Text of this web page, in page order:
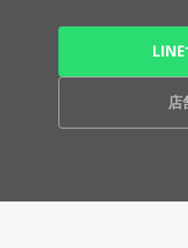
店